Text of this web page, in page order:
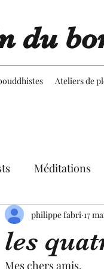
du
Ateliers de
Méditations
du regard
vedanta
les
philippe fabri 17
Mes chers amis,